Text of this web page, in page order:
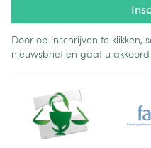
Door op inschrijven te klikken,
nieuwsbrief en gaat u